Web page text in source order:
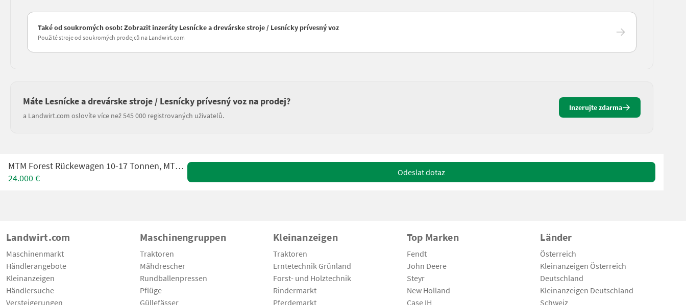
Také od soukromých osob: Zobrazit inzeráty Lesnícke a drevárske stroje / Lesnícky prívesný voz
Použité stroje od soukromých prodejců na Landwirt.com
Máte Lesnícke a drevárske stroje / Lesnícky prívesný voz na prodej?
a Landwirt.com oslovíte více než 545 000 registrovaných uživatelů.
Inzerujte zdarma
MTM Forest Rückewagen 10-17 Tonnen, MTM 6,6m-9m Forstkran
24.000 €
Odeslat dotaz
Landwirt.com
Maschinenmarkt
Händlerangebote
Kleinanzeigen
Händlersuche
Versteigerungen
Maschinengruppen
Traktoren
Mähdrescher
Rundballenpressen
Pflüge
Güllefässer
Kleinanzeigen
Traktoren
Erntetechnik Grünland
Forst- und Holztechnik
Rindermarkt
Pferdemarkt
Top Marken
Fendt
John Deere
Steyr
New Holland
Case IH
Länder
Österreich
Kleinanzeigen Österreich
Deutschland
Kleinanzeigen Deutschland
Schweiz